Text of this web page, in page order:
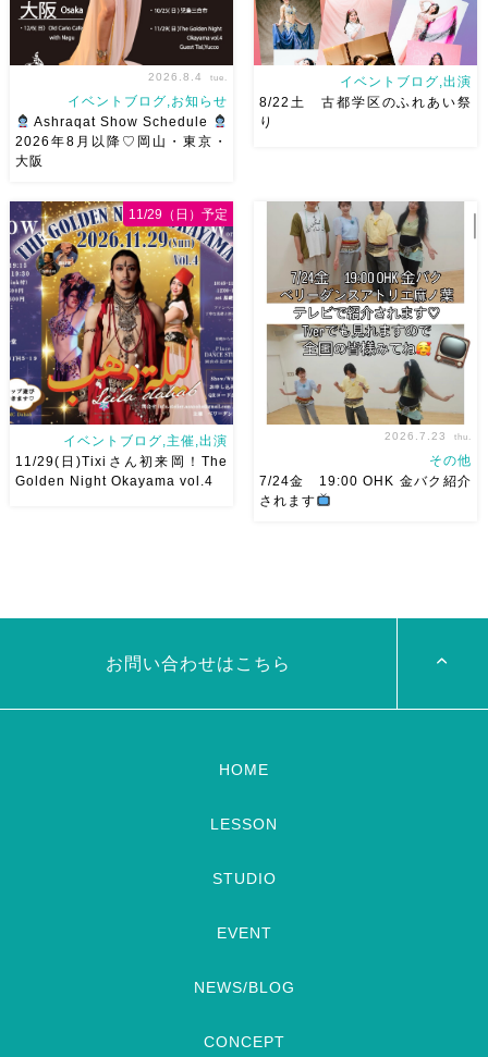
です♡皆様にお会いできますよ
うに
ご予約はメッセージく
ださい
お待ちしています
Ashraqat Show Schedule
岡山・8/22(土) […]
2026.8.4 tue.
イベントブログ,お知らせ
Ashraqat Show Schedule
2026年8月以降♡岡山・東京・
大阪
りにて踊らせていただきます♡
太鼓も叩くよー！私たちは
18:40頃から出演です屋台も出
てとても楽しいお祭りになりそ
う
私たちも踊った後は祭り
を楽しみます
遊びにいら
[…]
イベントブログ,出演
8/22土 古都学区のふれあい祭
り
申し込みスタートです
【
イベントブログ,主催,出演
11/29(日)Tixiさん初来岡！The
Golden Night Okayama vol.4
11/29（日）予定
見れますので全国の皆様みてね
2026.7.23 thu.
その他
7/24金 19:00 OHK 金バク紹介
されます
お問い合わせはこちら
HOME
LESSON
STUDIO
EVENT
NEWS/BLOG
CONCEPT